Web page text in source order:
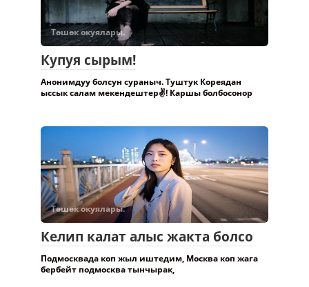
Төшөк окуялары.
Купуя сырым!
Анонимдуу болсун сураныч. Туштук Кореядан
ыссык салам мекендештер✌️! Каршы болбосонор
Төшөк окуялары.
Келип калат алыс жакта болсо
Подмосквада коп жыл иштедим, Москва коп жага
бербейт подмосква тынчырак,